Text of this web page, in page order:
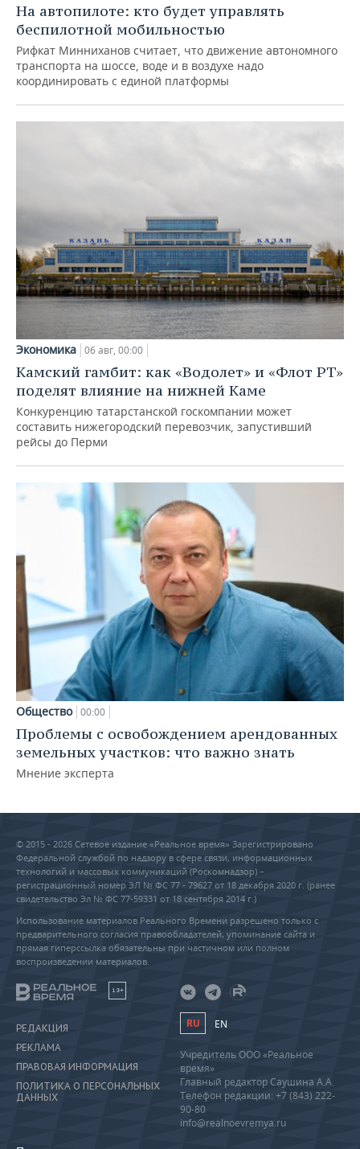
На автопилоте: кто будет управлять
беспилотной мобильностью
Рифкат Минниханов считает, что движение автономного
транспорта на шоссе, воде и в воздухе надо
координировать с единой платформы
Экономика 06 авг, 00:00
Камский гамбит: как «Водолет» и «Флот РТ»
поделят влияние на нижней Каме
Конкуренцию татарстанской госкомпании может
составить нижегородский перевозчик, запустивший
рейсы до Перми
Общество 00:00
Проблемы с освобождением арендованных
земельных участков: что важно знать
Мнение эксперта
© 2015 - 2026 Сетевое издание «Реальное время» Зарегистрировано
Федеральной службой по надзору в сфере связи, информационных
технологий и массовых коммуникаций (Роскомнадзор) –
регистрационный номер ЭЛ № ФС 77 - 79627 от 18 декабря 2020 г. (ранее
свидетельство Эл № ФС 77-59331 от 18 сентября 2014 г.)
Использование материалов Реального Времени разрешено только с
предварительного согласия правообладателей, упоминание сайта и
прямая гиперссылка обязательны при частичном или полном
воспроизведении материалов.
18+
РЕДАКЦИЯ
РЕКЛАМА
ПРАВОВАЯ ИНФОРМАЦИЯ
ПОЛИТИКА О ПЕРСОНАЛЬНЫХ
ДАННЫХ
RU EN
Учредитель ООО «Реальное
время»
Главный редактор Саушина А.А.
Телефон редакции: +7 (843) 222-
90-80
info@realnoevremya.ru